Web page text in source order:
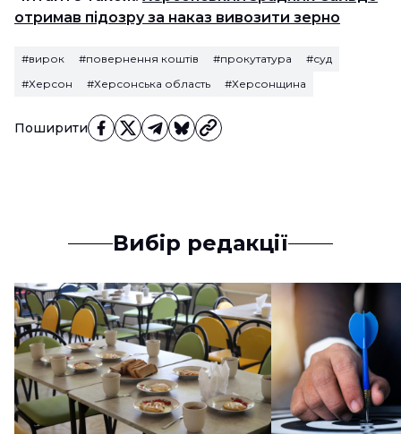
Поширити
отримав підозру за наказ вивозити зерно
#вирок #повернення коштів #прокутатура
#суд
#Херсон
#Херсонська область #Херсонщина
Вибір редакції